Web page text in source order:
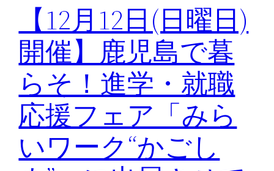
【12月12日(日曜日)
開催】鹿児島で暮
らそ！進学・就職
応援フェア「みら
いワーク“かごし